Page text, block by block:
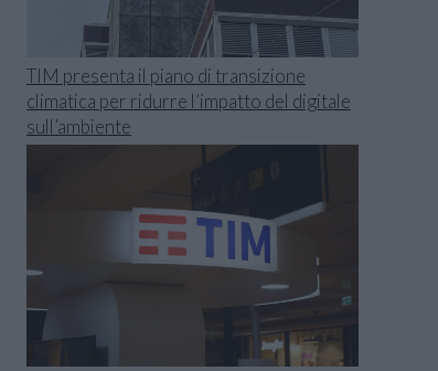
TIM presenta il piano di transizione
climatica per ridurre l’impatto del digitale
sull’ambiente